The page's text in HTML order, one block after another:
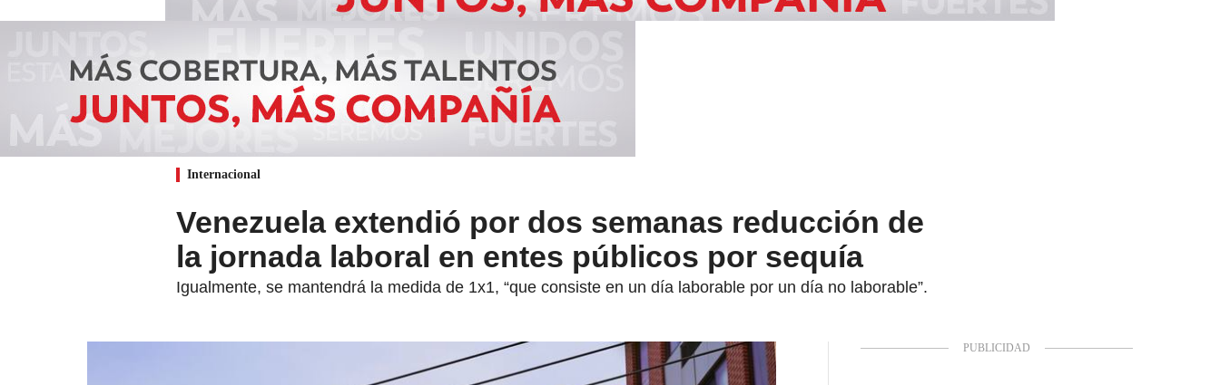
Internacional
Venezuela extendió por dos semanas reducción de
la jornada laboral en entes públicos por sequía
Igualmente, se mantendrá la medida de 1x1, “que consiste en un día laborable por un día no laborable”.